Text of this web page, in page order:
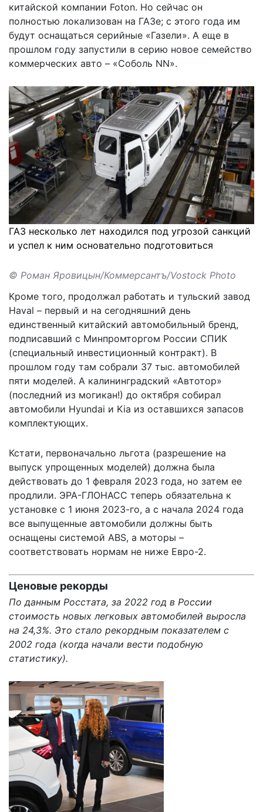
китайской компании Foton. Но сейчас он
полностью локализован на ГАЗе; с этого года им
будут оснащаться серийные «Газели». А еще в
прошлом году запустили в серию новое семейство
коммерческих авто – «Соболь NN».
ГАЗ несколько лет находился под угрозой санкций
и успел к ним основательно подготовиться
© Роман Яровицын/Коммерсантъ/Vostock Photo
Кроме того, продолжал работать и тульский завод
Haval – первый и на сегодняшний день
единственный китайский автомобильный бренд,
подписавший с Минпромторгом России СПИК
(специальный инвестиционный контракт). В
прошлом году там собрали 37 тыс. автомобилей
пяти моделей. А калининградский «Автотор»
(последний из могикан!) до октября собирал
автомобили Hyundai и Kia из оставшихся запасов
комплектующих.
Кстати, первоначально льгота (разрешение на
выпуск упрощенных моделей) должна была
действовать до 1 февраля 2023 года, но затем ее
продлили. ЭРА-ГЛОНАСС теперь обязательна к
установке с 1 июня 2023-го, а с начала 2024 года
все выпущенные автомобили должны быть
оснащены системой ABS, а моторы –
соответствовать нормам не ниже Евро-2.
Ценовые рекорды
По данным Росстата, за 2022 год в России
стоимость новых легковых автомобилей выросла
на 24,3%. Это стало рекордным показателем с
2002 года (когда начали вести подобную
статистику).